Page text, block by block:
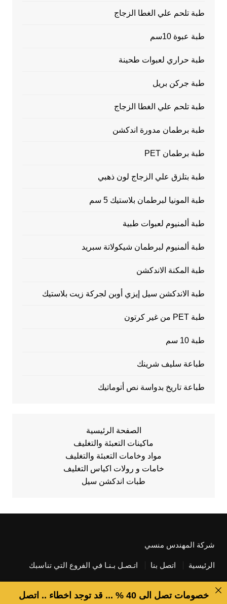
طبة تلحم علي الغطا الزجاج
طبة عبوة 10سم
طبة حراري لعبوات طحينة
طبة جركن بريل
طبة تلحم علي الغطا الزجاج
طبة برطمان مدورة اندكشن
طبة برطمان PET
طبة بتلزق علي الزجاج لون ذهبي
طبة المونيا لبرطمان بلاستيك 5 سم
طبة ألمنيوم لعبوات طبية
طبة ألمنيوم لبرطمان شيكولاتة سبريد
طبة المكنة الاندكشن
طبة الاندكشن سيل إيزي أوبن لجركة زيت بلاستيك
طبة PET من غير كرتون
طبة 10 سم
طباعة سليف شرينك
طباعة تاريخ بدواسة نص أتوماتيك
الصفحة الرئيسية
ماكينات التعبئة والتغليف
مواد وخامات التعبئة والتغليف
خامات و رولات اكياس التغليف
طبات اندكشن سيل
شركة المهندس منسي
الرئيسية اتصل بنا اتـصـل بـنـا في الفروع التي تناسبك
خصومات تصل الى 40 % ... قد توجد اخطاء .. اتصل